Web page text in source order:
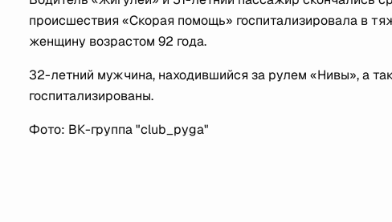
происшествия «Скорая помощь» госпитализировала в
женщину возрастом 92 года.
32-летний мужчина, находившийся за рулем «Нивы», а
госпитализированы.
Фото: ВК-группа "club_pyga"